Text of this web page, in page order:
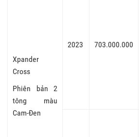
Xpander
Cross
Phiên bản 2
tông màu
Cam-Đen
2023 703.000.000